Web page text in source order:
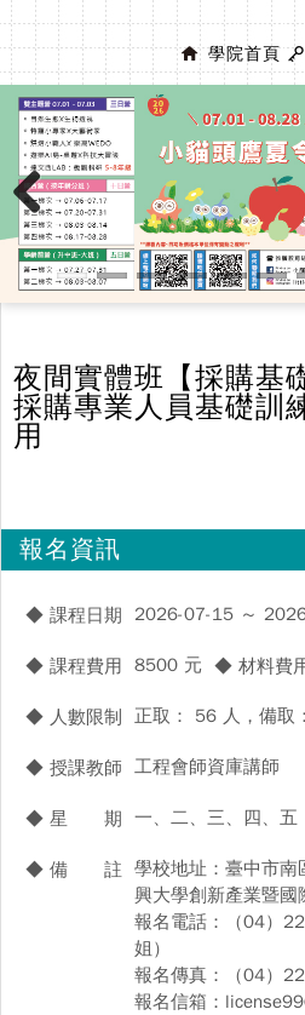
學院首頁
Previous
夜間實體班【採購基
採購專業人員基礎訓
用
報名資訊
◆ 課程日期 2026-07-15 ～
◆ 課程費用 8500 元 ◆ 材料費
◆ 人數限制 正取： 56 人，備取
◆ 授課教師 工程會師資庫講師
◆ 星 期 一、二、三、四、五
◆ 備 註
學校地址：臺中市南
興大學創新產業暨國
報名電話：（04）
姐）
報名傳真：（04）
報名信箱：